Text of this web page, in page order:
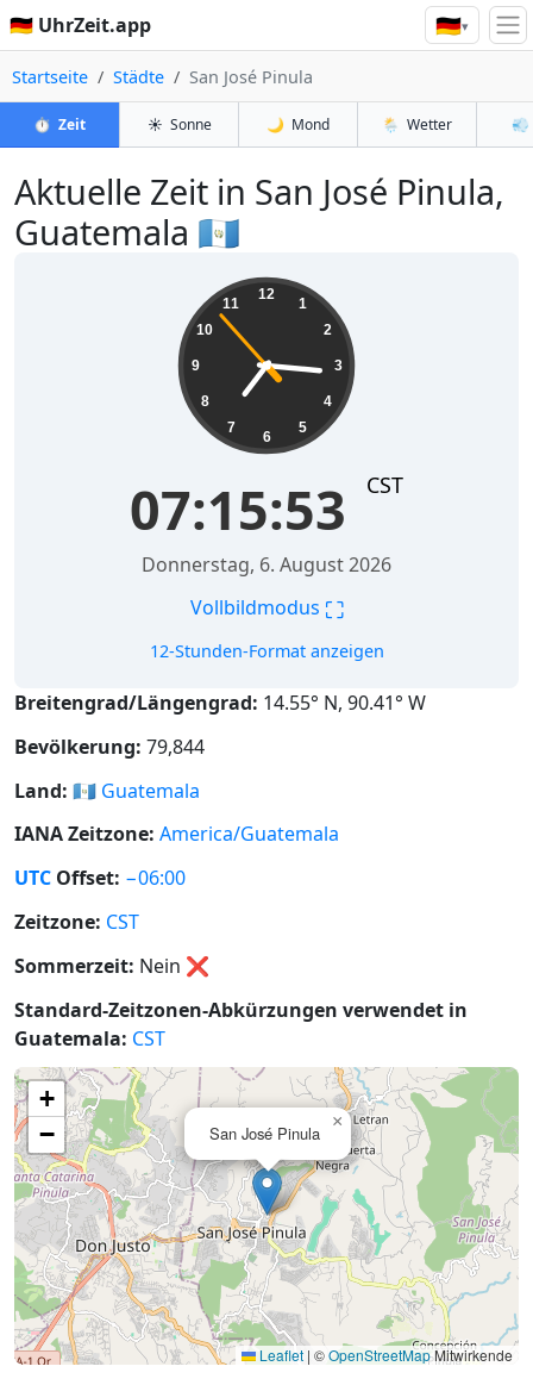
🇩🇪 UhrZeit.app 🇩🇪▾
Startseite Städte San José Pinula
⏱️ Zeit ☀️ Sonne 🌙 Mond 🌦️ Wetter 💨
Aktuelle Zeit in San José Pinula,
Guatemala 🇬🇹
12
1
2
3
4
5
6
7
8
9
10
11
07:15:54 CST
Donnerstag, 6. August 2026
Vollbildmodus ⛶
12-Stunden-Format anzeigen
Breitengrad/Längengrad: 14.55° N, 90.41° W
Bevölkerung: 79,844
Land: 🇬🇹 Guatemala
IANA Zeitzone: America/Guatemala
UTC Offset: −06:00
Zeitzone: CST
Sommerzeit: Nein ❌
Standard-Zeitzonen-Abkürzungen verwendet in
Guatemala: CST
San José Pinula
×
+
−
Leaflet | ©OpenStreetMapMitwirkende